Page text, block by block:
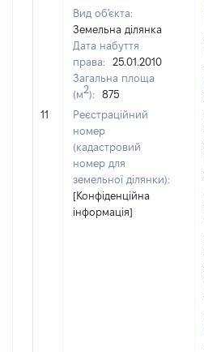
11
Вид об'єкта:
Земельна ділянка
Дата набуття
права:
25.01.2010
Загальна площа
(м2):
875
Реєстраційний
номер
(кадастровий
номер для
земельної ділянки):
[Конфіденційна
інформація]